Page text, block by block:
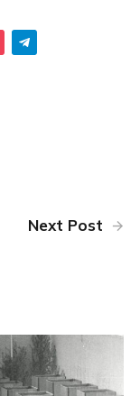
Next Post